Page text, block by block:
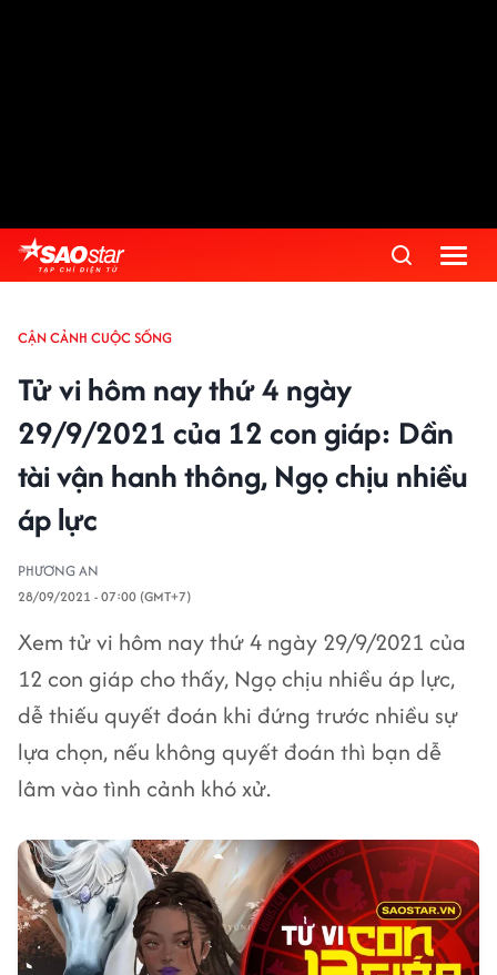
CẬN CẢNH CUỘC SỐNG
Tử vi hôm nay thứ 4 ngày
29/9/2021 của 12 con giáp: Dần
tài vận hanh thông, Ngọ chịu nhiều
áp lực
PHƯƠNG AN
28/09/2021 - 07:00 (GMT+7)
Xem tử vi hôm nay thứ 4 ngày 29/9/2021 của
12 con giáp cho thấy, Ngọ chịu nhiều áp lực,
dễ thiếu quyết đoán khi đứng trước nhiều sự
lựa chọn, nếu không quyết đoán thì bạn dễ
lâm vào tình cảnh khó xử.